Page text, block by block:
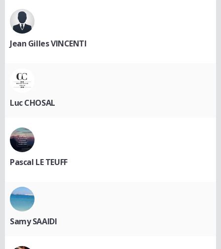
Jean Gilles VINCENTI
Luc CHOSAL
Pascal LE TEUFF
Samy SAAIDI